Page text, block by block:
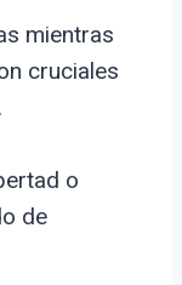
mientras
cruciales
o
de